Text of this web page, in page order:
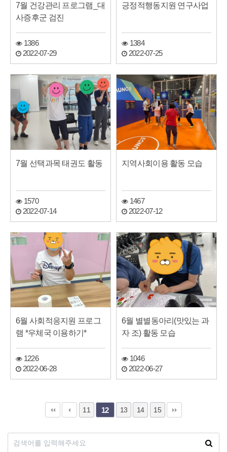
7월 건강관리 프로그램_대
사증후군 검진
1386
2022-07-29
긍정적행동지원 연구사업
1384
2022-07-25
7월 선택과목 태권도 활동
1570
2022-07-14
지역사회이용 활동 모습
1467
2022-07-12
6월 사회적응지원 프로그
램 *우체국 이용하기*
1226
2022-06-28
6월 별별동아리(맛있는 과
자 조) 활동 모습
1046
2022-06-27
11 12 13 14 15